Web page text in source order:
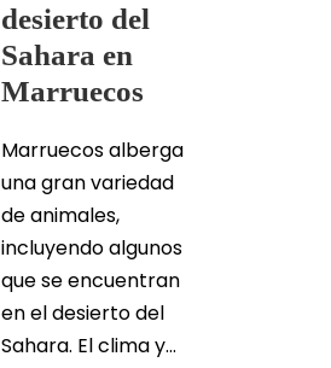
desierto del
Sahara en
Marruecos
Marruecos alberga
una gran variedad
de animales,
incluyendo algunos
que se encuentran
en el desierto del
Sahara. El clima y...